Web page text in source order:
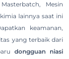
Mesin
lainnya saat ini
keamanan,
yang terbaik dari
dongguan niasi